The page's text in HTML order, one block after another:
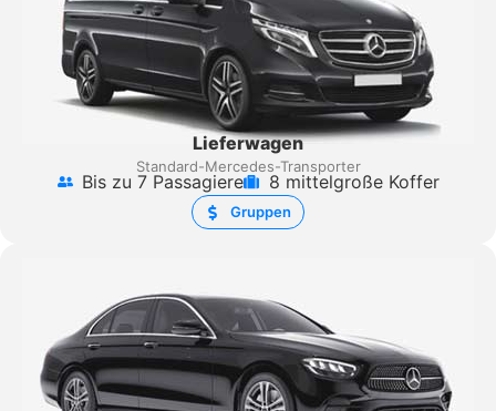
Lieferwagen
Standard-Mercedes-Transporter
Bis zu 7 Passagiere 8 mittelgroße Koffer
Gruppen